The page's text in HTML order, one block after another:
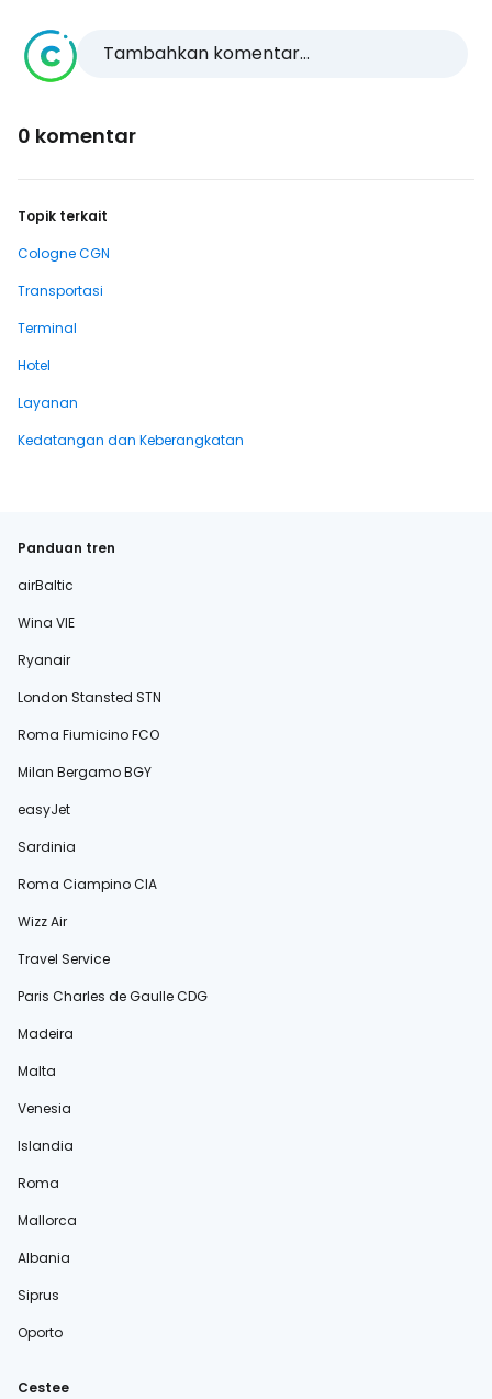
Tambahkan komentar...
0 komentar
Topik terkait
Cologne CGN
Transportasi
Terminal
Hotel
Layanan
Kedatangan dan Keberangkatan
Panduan tren
airBaltic
Wina VIE
Ryanair
London Stansted STN
Roma Fiumicino FCO
Milan Bergamo BGY
easyJet
Sardinia
Roma Ciampino CIA
Wizz Air
Travel Service
Paris Charles de Gaulle CDG
Madeira
Malta
Venesia
Islandia
Roma
Mallorca
Albania
Siprus
Oporto
Cestee